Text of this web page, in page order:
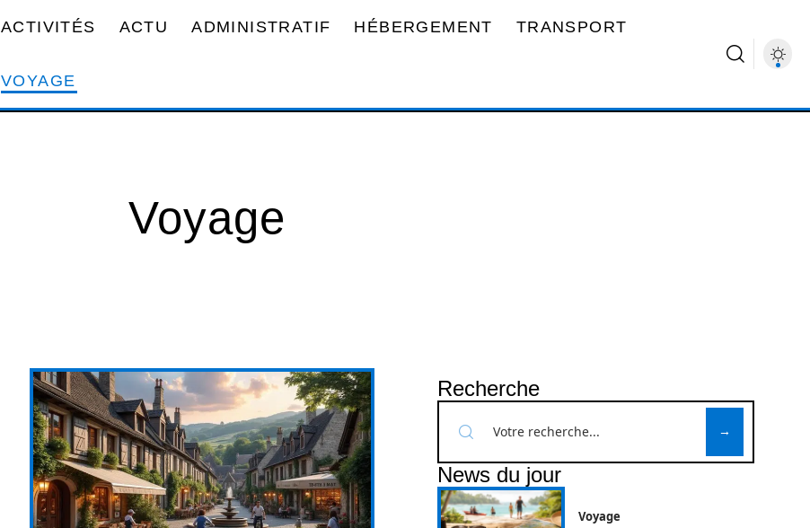
ACTIVITÉS ACTU ADMINISTRATIF HÉBERGEMENT TRANSPORT
VOYAGE
Voyage
Recherche
News du jour
Voyage